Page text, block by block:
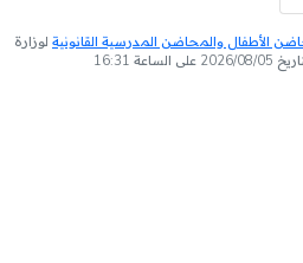
الأطفال والمحاضن المدرسية القانونية لوزارة
16:31